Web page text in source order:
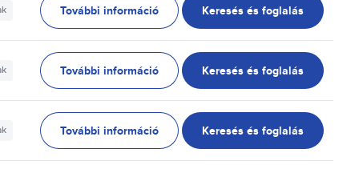
További információ Keresés és foglalás
További információ Keresés és foglalás
További információ Keresés és foglalás